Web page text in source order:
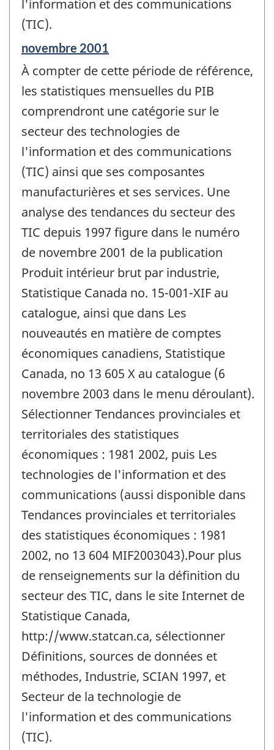
l'information et des communications
(TIC).
Période
de
référence
de
changement
-
novembre 2001
À compter de cette période de référence,
les statistiques mensuelles du PIB
comprendront une catégorie sur le
secteur des technologies de
l'information et des communications
(TIC) ainsi que ses composantes
manufacturières et ses services. Une
analyse des tendances du secteur des
TIC depuis 1997 figure dans le numéro
de novembre 2001 de la publication
Produit intérieur brut par industrie,
Statistique Canada no. 15-001-XIF au
catalogue, ainsi que dans Les
nouveautés en matière de comptes
économiques canadiens, Statistique
Canada, no 13 605 X au catalogue (6
novembre 2003 dans le menu déroulant).
Sélectionner Tendances provinciales et
territoriales des statistiques
économiques : 1981 2002, puis Les
technologies de l'information et des
communications (aussi disponible dans
Tendances provinciales et territoriales
des statistiques économiques : 1981
2002, no 13 604 MIF2003043).Pour plus
de renseignements sur la définition du
secteur des TIC, dans le site Internet de
Statistique Canada,
http://www.statcan.ca, sélectionner
Définitions, sources de données et
méthodes, Industrie, SCIAN 1997, et
Secteur de la technologie de
l'information et des communications
(TIC).